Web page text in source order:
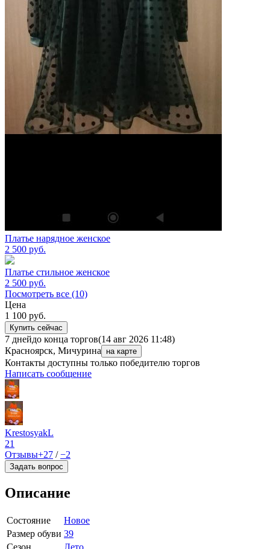
Платье нарядное женское
2 500 руб.
Платье стильное женское
2 500 руб.
Посмотреть все (10)
Цена
1 100 руб.
Купить сейчас
7 днейдо конца торгов(14 авг 2026 11:48)
Красноярск, Мичурина
на карте
Контакты доступны только победителю торгов
Написать сообщение
KrestosyakL
21
Отзывы+27 /−2
Задать вопрос
Описание
Состояние
Новое
Размер обуви 39